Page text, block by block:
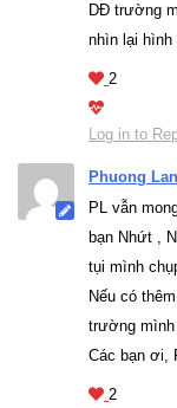
DĐ trường
nhìn lại hình
2
Log in to
Phuong
PL vẫn
bạn Nhứt ,
tụi mình
Nếu có
trường mình
Các bạn ơi,
2